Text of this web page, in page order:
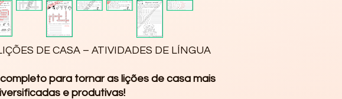
DE CASA – ATIVIDADES DE LÍNGUA
para tornar as lições de casa mais
e produtivas!